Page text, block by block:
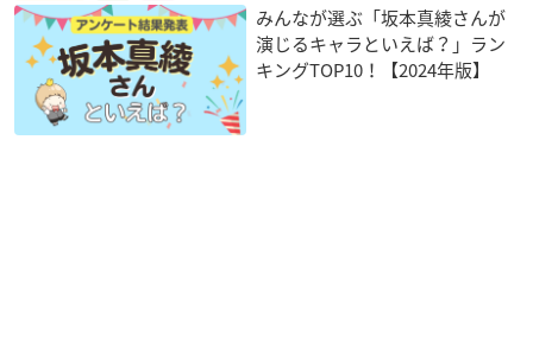
みんなが選ぶ「坂本真綾さんが
演じるキャラといえば？」ラン
キングTOP10！【2024年版】